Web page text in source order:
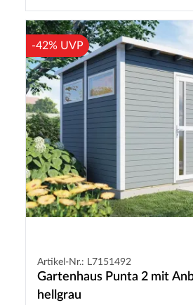
-42% UVP
Artikel-Nr.: L7151492
Gartenhaus Punta 2 mit
hellgrau